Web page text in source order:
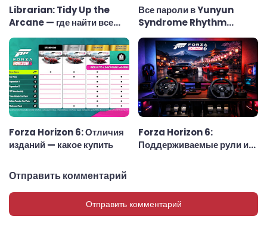
Librarian: Tidy Up the
Arcane — где найти все
ключи
Все пароли в Yunyun
Syndrome Rhythm
Psychosis
Forza Horizon 6: Отличия
изданий — какое купить
Forza Horizon 6:
Поддерживаемые рули и
Отправить комментарий
Отправить комментарий